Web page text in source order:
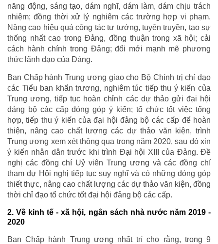
năng động, sáng tạo, dám nghĩ, dám làm, dám chịu trách
nhiệm; đồng thời xử lý nghiêm các trường hợp vi phạm.
Nâng cao hiệu quả công tác tư tưởng, tuyên truyền, tạo sự
thống nhất cao trong Đảng, đồng thuận trong xã hội; cải
cách hành chính trong Đảng; đổi mới mạnh mẽ phương
thức lãnh đạo của Đảng.
Ban Chấp hành Trung ương giao cho Bộ Chính trị chỉ đạo
các Tiểu ban khẩn trương, nghiêm túc tiếp thu ý kiến của
Trung ương, tiếp tục hoàn chỉnh các dự thảo gửi đại hội
đảng bộ các cấp đóng góp ý kiến; tổ chức tốt việc tổng
hợp, tiếp thu ý kiến của đại hội đảng bộ các cấp để hoàn
thiện, nâng cao chất lượng các dự thảo văn kiện, trình
Trung ương xem xét thông qua trong năm 2020, sau đó xin
ý kiến nhân dân trước khi trình Đại hội XIII của Đảng. Đề
nghị các đồng chí Uỷ viên Trung ương và các đồng chí
tham dự Hội nghị tiếp tục suy nghĩ và có những đóng góp
thiết thực, nâng cao chất lượng các dự thảo văn kiện, đồng
thời chỉ đạo tổ chức tốt đại hội đảng bộ các cấp.
2. Về kinh tế - xã hội, ngân sách nhà nước năm 2019 -
2020
Ban Chấp hành Trung ương nhất trí cho rằng, trong 9